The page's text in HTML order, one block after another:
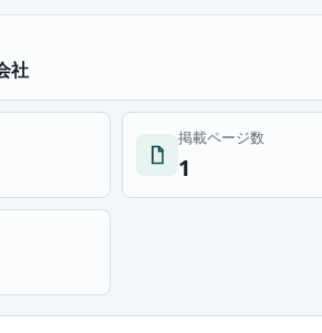
社
掲載ページ数
1